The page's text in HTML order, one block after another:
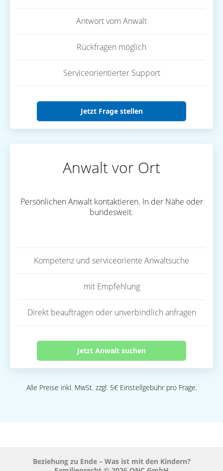
Antwort vom Anwalt
Rückfragen möglich
Serviceorientierter Support
Jetzt Frage stellen
Anwalt vor Ort
Persönlichen Anwalt kontaktieren. In der Nähe oder
bundesweit.
Kompetenz und serviceoriente Anwaltsuche
mit Empfehlung
Direkt beauftragen oder unverbindlich anfragen
Jetzt Anwalt suchen
Alle Preise inkl. MwSt. zzgl. 5€ Einstellgebühr pro Frage.
Beziehung zu Ende – Was ist mit den Kindern?